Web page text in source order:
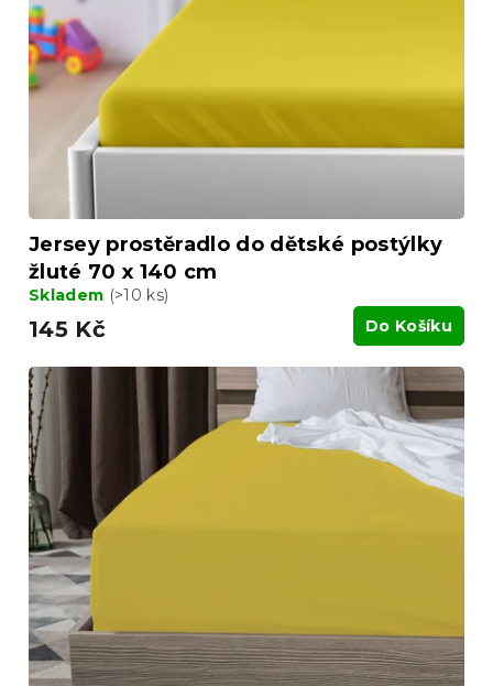
k
ů
p
o
d
Jersey prostěradlo do dětské postýlky
žluté 70 x 140 cm
Skladem (>10 ks)
145 Kč Do Košíku